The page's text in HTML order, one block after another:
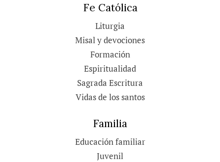
Fe Católica
Liturgia
Misal y devociones
Formación
Espiritualidad
Sagrada Escritura
Vidas de los santos
Familia
Educación familiar
Juvenil